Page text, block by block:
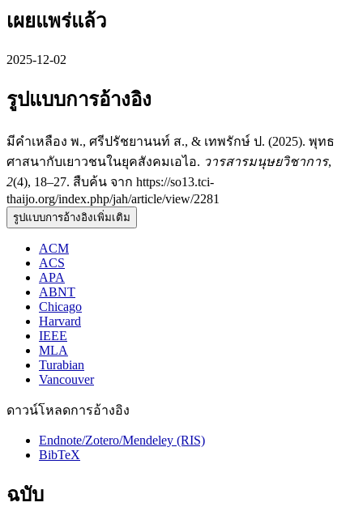
เผยแพร่แล้ว
2025-12-02
รูปแบบการอ้างอิง
มีคำเหลือง พ., ศรีปรัชยานนท์ ส., & เทพรักษ์ ป. (2025). พุทธ
ศาสนากับเยาวชนในยุคสังคมเอไอ. วารสารมนุษยวิชาการ,
2(4), 18–27. สืบค้น จาก https://so13.tci-
thaijo.org/index.php/jah/article/view/2281
รูปแบบการอ้างอิงเพิ่มเติม
ACM
ACS
APA
ABNT
Chicago
Harvard
IEEE
MLA
Turabian
Vancouver
ดาวน์โหลดการอ้างอิง
Endnote/Zotero/Mendeley (RIS)
BibTeX
ฉบับ